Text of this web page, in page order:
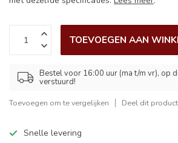
TOEVOEGEN AAN
Bestel voor 16:00 uur (ma t/m vr), op
verstuurd!
Toevoegen om te vergelijken Deel dit product
Snelle levering